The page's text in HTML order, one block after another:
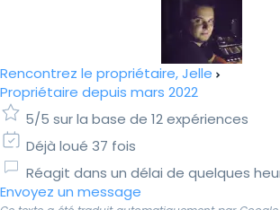
Rencontrez le propriétaire, Jelle
Propriétaire depuis mars 2022
5/5 sur la base de 12 expériences
Déjà loué 37 fois
Réagit dans un délai de quelques
Envoyez un message